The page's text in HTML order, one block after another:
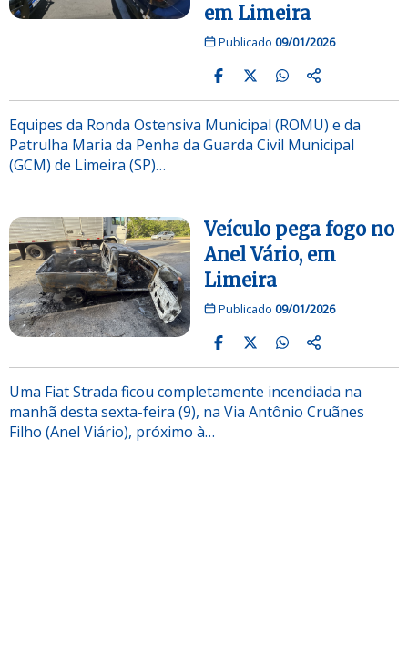
em Limeira
Publicado 09/01/2026
Equipes da Ronda Ostensiva Municipal (ROMU) e da
Patrulha Maria da Penha da Guarda Civil Municipal
(GCM) de Limeira (SP)…
Veículo pega fogo no
Anel Vário, em
Limeira
Publicado 09/01/2026
Uma Fiat Strada ficou completamente incendiada na
manhã desta sexta-feira (9), na Via Antônio Cruãnes
Filho (Anel Viário), próximo à…